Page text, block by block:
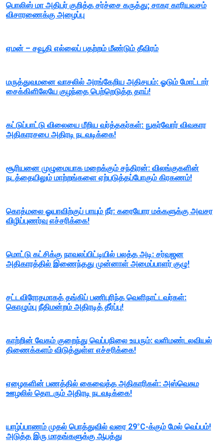
பொலிஸ் மா அதிபர் குறித்த சர்ச்சை கருத்து; சாகர காரியவசம்
விசாரணைக்கு அழைப்பு
ஏமன் – சவூதி எல்லைப் பதற்றம் மீண்டும் தீவிரம்
மருத்துவமனை வாசலில் அரங்கேறிய அதிசயம்: ஓடும் மோட்டார்
சைக்கிளிலேயே குழந்தை பெற்றெடுத்த தாய்!
கட்டுப்பாட்டு விலையை மீறிய வர்த்தகர்கள்: நுகர்வோர் விவகார
அதிகாரசபை அதிரடி நடவடிக்கை!
சூரியனை முழுமையாக மறைக்கும் சந்திரன்: விலங்குகளின்
நடத்தையிலும் மாற்றங்களை ஏற்படுத்தப்போகும் கிரகணம்!
கொத்மலை ஓயாவிற்குப் பாயும் நீர்: கரையோர மக்களுக்கு அவசர
விழிப்புணர்வு எச்சரிக்கை!
மொட்டு கட்சிக்கு நாவலப்பிட்டியில் பலத்த அடி: சர்வஜன
அதிகாரத்தில் இணைந்தது முன்னாள் அமைப்பாளர் குழு!
சட்டவிரோதமாகத் தங்கிப் பணிபுரிந்த வெளிநாட்டவர்கள்:
கொழும்பு நீதிமன்றம் அதிரடித் தீர்ப்பு!
காற்றின் வேகம் குறைந்து வெப்பநிலை உயரும்: வளிமண்டலவியல்
திணைக்களம் விடுத்துள்ள எச்சரிக்கை!
ஏழைகளின் பணத்தில் கைவைத்த அதிகாரிகள்: அஸ்வெசும
ஊழலில் தொடரும் அதிரடி நடவடிக்கை!
யாழ்ப்பாணம் முதல் பொத்துவில் வரை 29°C-க்கும் மேல் வெப்பம்!
அடுத்த இரு மாதங்களுக்கு ஆபத்து